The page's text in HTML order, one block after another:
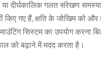
दीर्घकालिक गलत संरेखण
गए हैं, क्षति के जोखिम को और
सिस्टम का उपयोग करना
को बढ़ाने में मदद करता है।